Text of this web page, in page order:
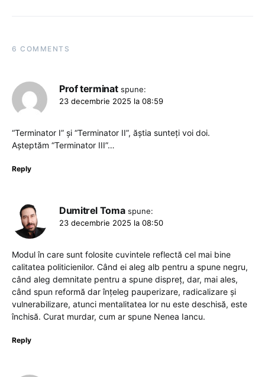
6 COMMENTS
Prof terminat spune:
23 decembrie 2025 la 08:59
“Terminator I” și “Terminator II”, ăștia sunteți voi doi.
Așteptăm “Terminator III”…
Reply
Dumitrel Toma spune:
23 decembrie 2025 la 08:50
Modul în care sunt folosite cuvintele reflectă cel mai bine
calitatea politicienilor. Când ei aleg alb pentru a spune negru,
când aleg demnitate pentru a spune dispreț, dar, mai ales,
când spun reformă dar înțeleg pauperizare, radicalizare și
vulnerabilizare, atunci mentalitatea lor nu este deschisă, este
închisă. Curat murdar, cum ar spune Nenea Iancu.
Reply